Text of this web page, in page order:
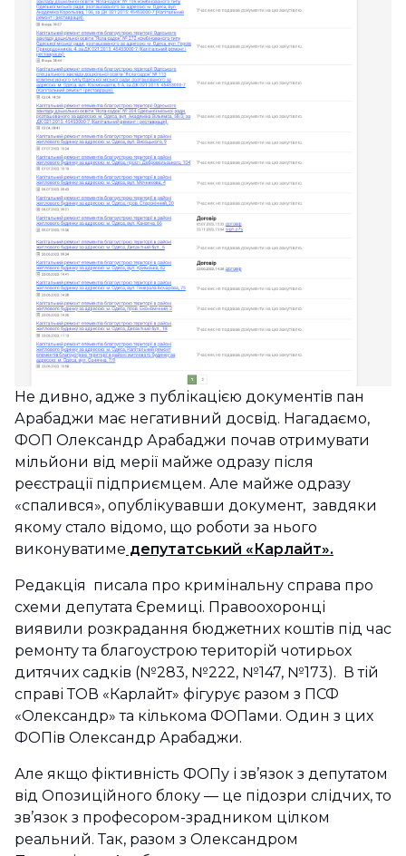
Не дивно, адже з публікацією документів пан
Арабаджи має негативний досвід. Нагадаємо,
ФОП Олександр Арабаджи почав отримувати
мільйони від мерії майже одразу після
реєстрації підприємцем. Але майже одразу
«спалився», опублікувавши документ, завдяки
якому стало відомо, що роботи за нього
виконуватиме депутатський «Карлайт».
Редакція писала про кримінальну справа про
схеми депутата Єремиці. Правоохоронці
виявили розкрадання бюджетних коштів під час
ремонту та благоустрою територій чотирьох
дитячих садків (№283, №222, №147, №173). В тій
справі ТОВ «Карлайт» фігурує разом з ПСФ
«Олександр» та кількома ФОПами. Один з цих
ФОПів Олександр Арабаджи.
Але якщо фіктивність ФОПу і зв’язок з депутатом
від Опозиційного блоку — це підозри слідчих, то
зв’язок з професором-зрадником цілком
реальний. Так, разом з Олександром